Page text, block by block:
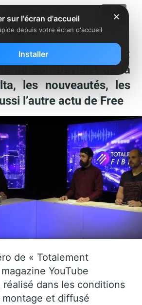
fibrés” fait sa rentrée :
du son Devialet de la
les nouveautés, les
l’autre actu de Free
de « Totalement
YouTube
réalisé dans les conditions
et diffusé
✕
sur l'écran d'accueil
depuis votre écran d'accueil
Installer